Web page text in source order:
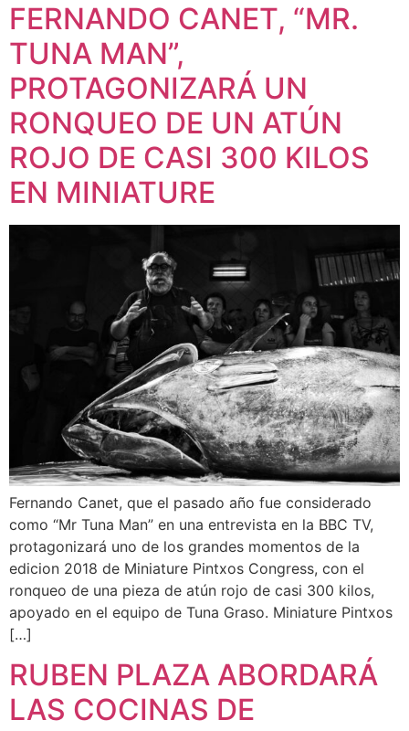
FERNANDO CANET, “MR.
TUNA MAN”,
PROTAGONIZARÁ UN
RONQUEO DE UN ATÚN
ROJO DE CASI 300 KILOS
EN MINIATURE
Fernando Canet, que el pasado año fue considerado
como “Mr Tuna Man” en una entrevista en la BBC TV,
protagonizará uno de los grandes momentos de la
edicion 2018 de Miniature Pintxos Congress, con el
ronqueo de una pieza de atún rojo de casi 300 kilos,
apoyado en el equipo de Tuna Graso. Miniature Pintxos
[…]
RUBEN PLAZA ABORDARÁ
LAS COCINAS DE